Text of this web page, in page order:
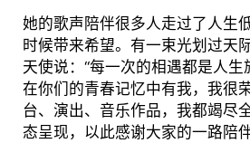
她的歌声陪伴很多人走过了人生
时候带来希望。有一束光划过天
天使说：“每一次的相遇都是人生
在你们的青春记忆中有我，我很
台、演出、音乐作品，我都竭尽
态呈现，以此感谢大家的一路陪